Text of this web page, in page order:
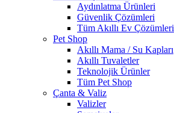
Aydınlatma Ürünleri
Güvenlik Çözümleri
Tüm Akıllı Ev Çözümleri
Pet Shop
Akıllı Mama / Su Kapları
Akıllı Tuvaletler
Teknolojik Ürünler
Tüm Pet Shop
Çanta & Valiz
Valizler